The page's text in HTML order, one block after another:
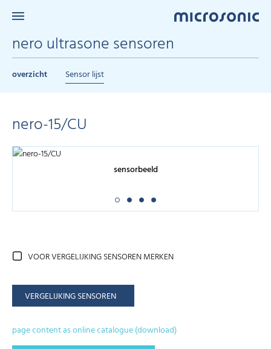
nero ultrasone sensoren
overzicht Sensor lijst
nero-15/CU
sensorbeeld
VOOR VERGELIJKING SENSOREN MERKEN
VERGELIJKING SENSOREN
page content as online catalogue (download)